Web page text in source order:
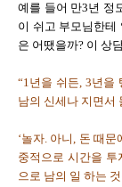
예를 들어 만3년 정
이 쉬고 부모님한테
은 어땠을까? 이 상
“1년을 쉬든, 3년을
남의 신세나 지면서
‘놀자. 아니, 돈 때
중적으로 시간을 투
으로 남의 일 하는